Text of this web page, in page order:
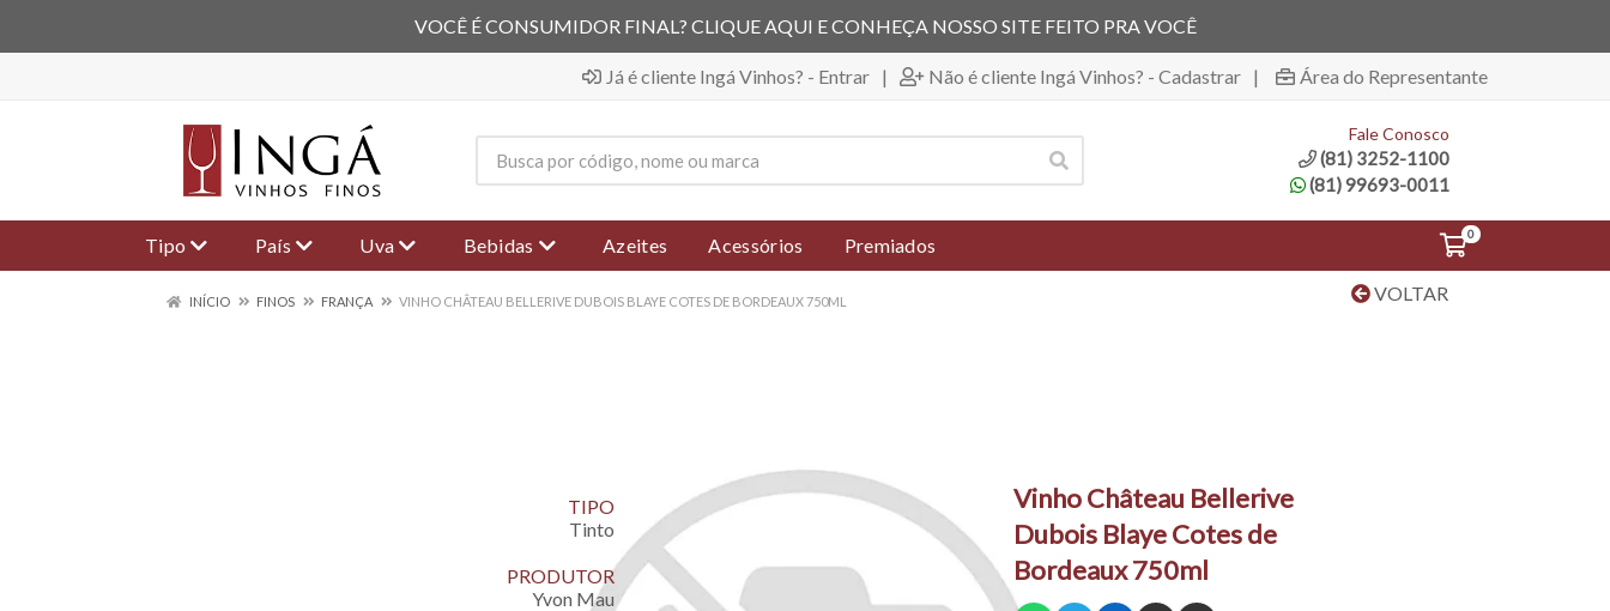
VOCÊ É CONSUMIDOR FINAL? CLIQUE AQUI E CONHEÇA NOSSO SITE FEITO PRA VOCÊ
Já é cliente Ingá Vinhos? - Entrar | Não é cliente Ingá Vinhos? - Cadastrar | Área do Representante
Fale Conosco
(81) 3252-1100
(81) 99693-0011
Tipo País Uva Bebidas Azeites Acessórios Premiados
0
VOLTAR
INÍCIO FINOS FRANÇA VINHO CHÂTEAU BELLERIVE DUBOIS BLAYE COTES DE BORDEAUX 750ML
TIPO
Tinto
PRODUTOR
Yvon Mau
Vinho Château Bellerive
Dubois Blaye Cotes de
Bordeaux 750ml